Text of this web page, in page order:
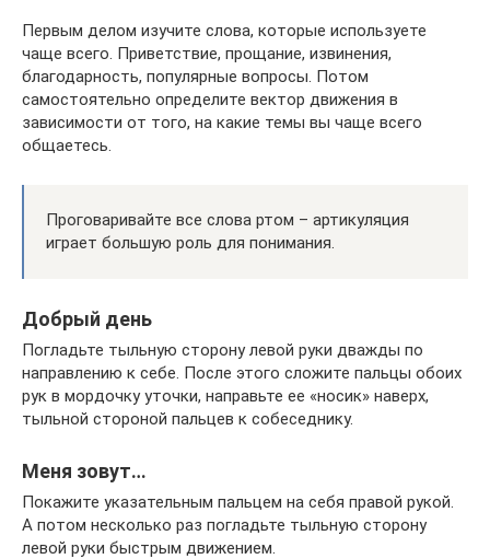
Первым делом изучите слова, которые используете
чаще всего. Приветствие, прощание, извинения,
благодарность, популярные вопросы. Потом
самостоятельно определите вектор движения в
зависимости от того, на какие темы вы чаще всего
общаетесь.
Проговаривайте все слова ртом – артикуляция
играет большую роль для понимания.
Добрый день
Погладьте тыльную сторону левой руки дважды по
направлению к себе. После этого сложите пальцы обоих
рук в мордочку уточки, направьте ее «носик» наверх,
тыльной стороной пальцев к собеседнику.
Меня зовут…
Покажите указательным пальцем на себя правой рукой.
А потом несколько раз погладьте тыльную сторону
левой руки быстрым движением.